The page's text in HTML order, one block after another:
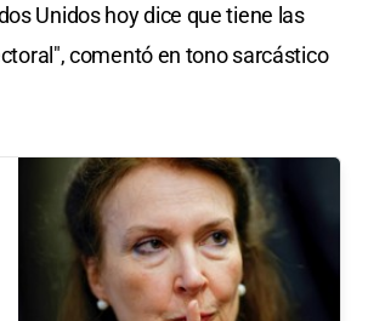
Unidos hoy dice que tiene las
comentó en tono sarcástico